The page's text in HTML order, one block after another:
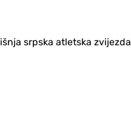
srpska atletska zvijezda